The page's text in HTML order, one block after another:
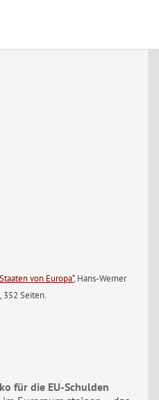
von Europa“, Hans-Werner
352 Seiten.
für die EU-Schulden